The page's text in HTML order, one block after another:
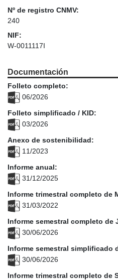
Nº de registro CNMV:
240
NIF:
W-0011117I
Documentación
Folleto completo:
06/2026
Folleto simplificado / KID:
03/2026
Anexo de sostenibilidad:
11/2023
Informe anual:
31/12/2025
Informe trimestral completo de
31/03/2022
Informe semestral completo de
30/06/2026
Informe semestral simplificado
30/06/2026
Informe trimestral completo de